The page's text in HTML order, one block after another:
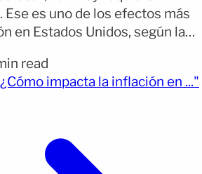
es uno de los efectos más
en Estados Unidos, según la
poder de compra durante
Mientras los precios continúan
read
impacta la inflación en ..."